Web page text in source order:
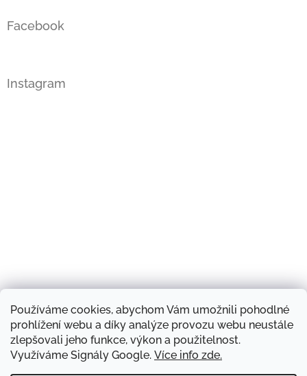
Používáme cookies, abychom Vám umožnili pohodlné
prohlížení webu a díky analýze provozu webu neustále
zlepšovali jeho funkce, výkon a použitelnost.
Využíváme Signály Google. Více info zde.
Facebook
Instagram
Sledovat na Instagramu
Náš obchod a kontakty Hodnocení obchodu
Produkty a značky